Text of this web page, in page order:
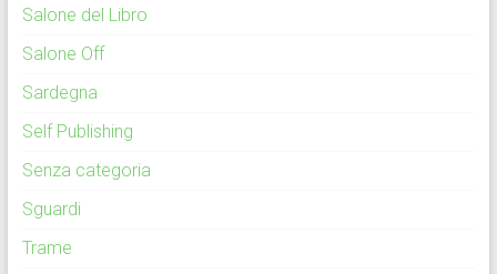
Salone del Libro
Salone Off
Sardegna
Self Publishing
Senza categoria
Sguardi
Trame